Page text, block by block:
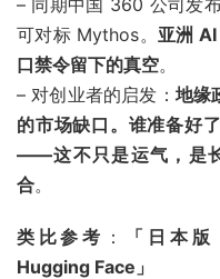
可对标 Mythos。 亚洲
口禁令留下的真空。
– 对创业者的启发： 地缘
的市场缺口。谁准备好
——这不只是运气，是
合。
类比参考 ：
「日本
Hugging Face」